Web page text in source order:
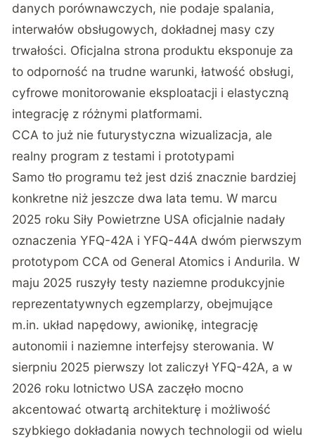
danych porównawczych, nie podaje spalania,
interwałów obsługowych, dokładnej masy czy
trwałości. Oficjalna strona produktu eksponuje za
to odporność na trudne warunki, łatwość obsługi,
cyfrowe monitorowanie eksploatacji i elastyczną
integrację z różnymi platformami.
CCA to już nie futurystyczna wizualizacja, ale
realny program z testami i prototypami
Samo tło programu też jest dziś znacznie bardziej
konkretne niż jeszcze dwa lata temu. W marcu
2025 roku Siły Powietrzne USA oficjalnie nadały
oznaczenia YFQ-42A i YFQ-44A dwóm pierwszym
prototypom CCA od General Atomics i Andurila. W
maju 2025 ruszyły testy naziemne produkcyjnie
reprezentatywnych egzemplarzy, obejmujące
m.in. układ napędowy, awionikę, integrację
autonomii i naziemne interfejsy sterowania. W
sierpniu 2025 pierwszy lot zaliczył YFQ-42A, a w
2026 roku lotnictwo USA zaczęło mocno
akcentować otwartą architekturę i możliwość
szybkiego dokładania nowych technologii od wielu